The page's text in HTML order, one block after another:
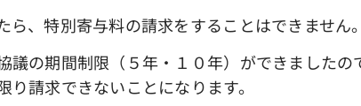
、特別寄与料の請求をすることはできません。
の期間制限（５年・１０年）ができましたの
請求できないことになります。